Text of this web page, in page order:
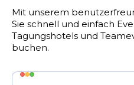
Mit unserem
Sie schnell und einfach
Tagungshotels und
buchen.